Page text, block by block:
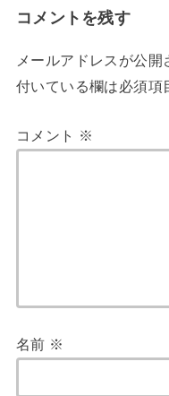
コメントを残す
メールアドレスが公開
付いている欄は必須項
コメント ※
名前 ※